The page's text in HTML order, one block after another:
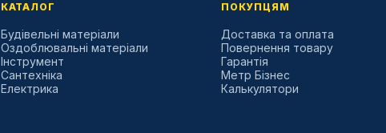
КАТАЛОГ
Будівельні матеріали
Оздоблювальні матеріали
Інструмент
Сантехніка
Електрика
ПОКУПЦЯМ
Доставка та оплата
Повернення товару
Гарантія
Метр Бізнес
Калькулятори